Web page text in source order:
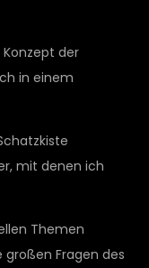
der
in einem
mit denen ich
Themen
großen Fragen des